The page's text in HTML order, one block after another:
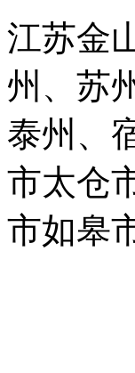
江苏金
州、苏
泰州、
市太仓
市如皋